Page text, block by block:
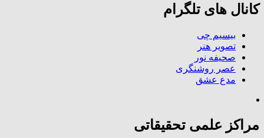
کانال های تلگرام
بیسیم چی
تصویر هنر
صحیفه نور
عصر روشنگری
مدع عشق
مراکز علمی تحقیقاتی